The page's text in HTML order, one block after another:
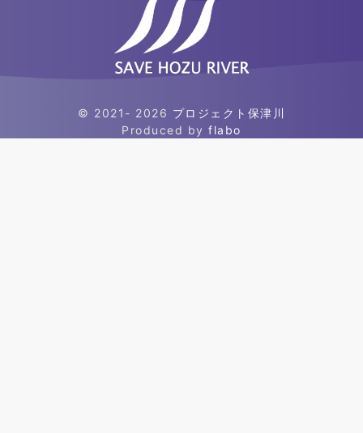
© 2021- 2026 プロジェクト保津川
Produced byflabo